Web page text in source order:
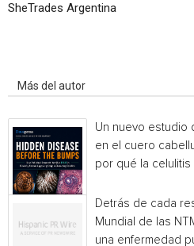
SheTrades Argentina
Más del autor
Un nuevo estudio
en el cuero
por qué la
Detrás de cada
Mundial de las
una enfermedad